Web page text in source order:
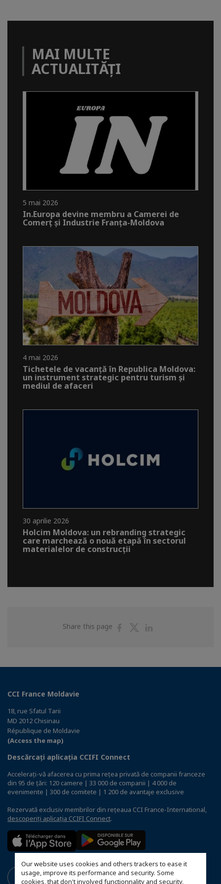
Our website uses cookies and others trackers to ease it
usage, improve its performance and security. Some
cookies, that don't involved functionnality and security,
MAI MULTE
ACTUALITĂȚI
5 mai 2026
In.Europa devine membru a Camerei de
Comerț și Industrie Franța-Moldova
4 mai 2026
Tichetele de vacanță în Republica Moldova:
un instrument strategic pentru turism și
mediul de afaceri
30 aprilie 2026
Holcim Moldova: un rebranding strategic
care marchează o nouă etapă în sectorul
materialelor de construcții
Share this page
ShareShare
CCI France Moldavie
18, rue Sfatul Tarii
MD 2012 Chisinau
République de Moldavie
(Access the map)
Descărcați aplicația CCIFI Connect
Accelerați-vă afacerea cu prima rețea privată de companii franceze
din 95 de țări: 120 camere | 33 000 de companii | 4 000 de
evenimente | 300 de comitete | 1 200 de avantaje exclusive
Rezervată exclusiv membrilor din rețeaua CCI France-International,
descoperiți aplicația CCIFI Connect.